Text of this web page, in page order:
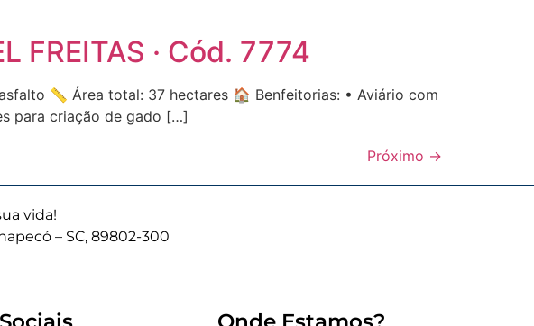
FREITAS · Cód. 7774
📏 Área total: 37 hectares 🏠 Benfeitorias: • Aviário com
para criação de gado […]
Próximo →
vida!
– SC, 89802-300